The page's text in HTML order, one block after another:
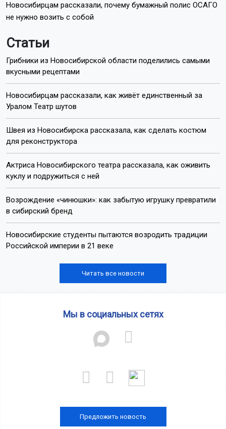
Новосибирцам рассказали, почему бумажный полис ОСАГО
не нужно возить с собой
Статьи
Грибники из Новосибирской области поделились самыми
вкусными рецептами
Новосибирцам рассказали, как живёт единственный за
Уралом Театр шутов
Швея из Новосибирска рассказала, как сделать костюм
для реконструктора
Актриса Новосибирского театра рассказала, как оживить
куклу и подружиться с ней
Возрождение «чинюшки»: как забытую игрушку превратили
в сибирский бренд
Новосибирские студенты пытаются возродить традиции
Российской империи в 21 веке
Читать все новости
Мы в социальных сетях
Предложить новость